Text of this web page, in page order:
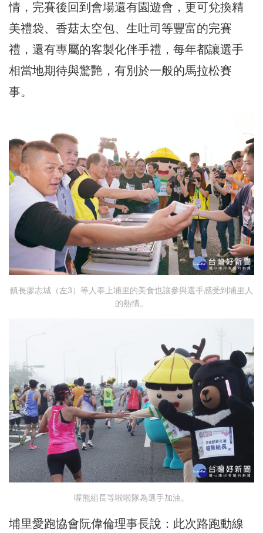
情，完賽後回到會場還有園遊會，更可兌換精
美禮袋、香菇太空包、生吐司等豐富的完賽
禮，還有專屬的客製化伴手禮，每年都讓選手
相當地期待與驚艷，有別於一般的馬拉松賽
事。
鎮長廖志城（左3）等人奉上埔里的美食也讓參與選手感受到埔里人
的熱情。
喔熊組長等啦啦隊為選手加油。
埔里愛跑協會阮偉倫理事長說：此次路跑動線